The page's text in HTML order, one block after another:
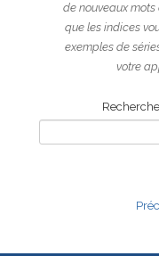
de nouveaux
que les indices
exemples de
votre